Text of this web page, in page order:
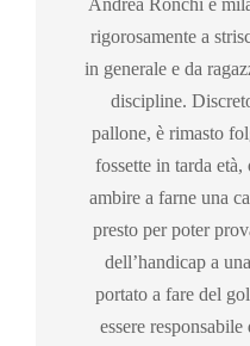
Andrea Ronchi è
rigorosamente a
in generale e da
discipline.
pallone, è rimasto
fossette in tarda
ambire a farne una
presto per poter
dell’handicap a
portato a fare del
essere